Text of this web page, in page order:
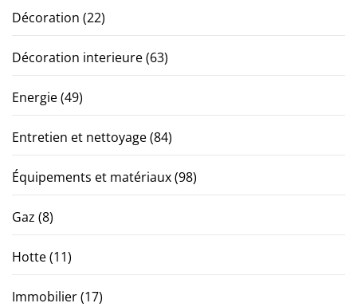
Décoration (22)
Décoration interieure(63)
Energie(49)
Entretien et nettoyage(84)
Équipements et matériaux(98)
Gaz (8)
Hotte(11)
Immobilier(17)